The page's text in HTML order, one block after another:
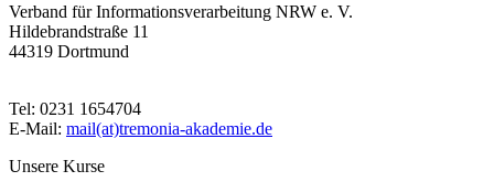
Verband für Informationsverarbeitung NRW e. V.
Hildebrandstraße 11
44319 Dortmund
Tel: 0231 1654704
E-Mail: mail(at)tremonia-akademie.de
Unsere Kurse